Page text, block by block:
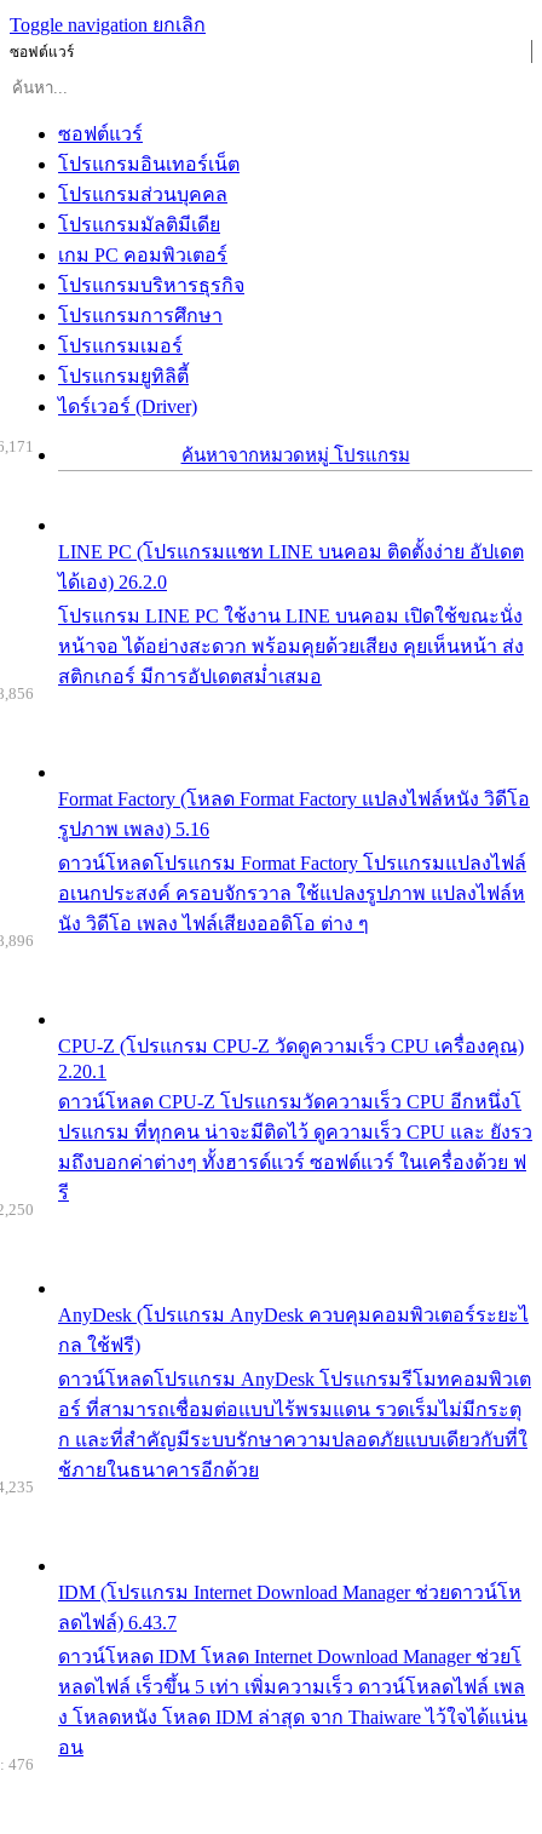
Toggle navigation ยกเลิก
ซอฟต์แวร์
ซอฟต์แวร์
โปรแกรมอินเทอร์เน็ต
โปรแกรมส่วนบุคคล
โปรแกรมมัลติมีเดีย
เกม PC คอมพิวเตอร์
โปรแกรมบริหารธุรกิจ
โปรแกรมการศึกษา
โปรแกรมเมอร์
โปรแกรมยูทิลิตี้
ไดร์เวอร์ (Driver)
ค้นหาจากหมวดหมู่ โปรแกรม
LINE PC (โปรแกรมแชท LINE บนคอม ติดตั้งง่าย อัปเดต
ได้เอง) 26.2.0
โปรแกรม LINE PC ใช้งาน LINE บนคอม เปิดใช้ขณะนั่ง
หน้าจอ ได้อย่างสะดวก พร้อมคุยด้วยเสียง คุยเห็นหน้า ส่ง
สติกเกอร์ มีการอัปเดตสม่ำเสมอ
Format Factory (โหลด Format Factory แปลงไฟล์หนัง วิดีโอ
รูปภาพ เพลง) 5.16
ดาวน์โหลดโปรแกรม Format Factory โปรแกรมแปลงไฟล์
อเนกประสงค์ ครอบจักรวาล ใช้แปลงรูปภาพ แปลงไฟล์ห
นัง วิดีโอ เพลง ไฟล์เสียงออดิโอ ต่าง ๆ
CPU-Z (โปรแกรม CPU-Z วัดดูความเร็ว CPU เครื่องคุณ)
2.20.1
ดาวน์โหลด CPU-Z โปรแกรมวัดความเร็ว CPU อีกหนึ่งโ
ปรแกรม ที่ทุกคน น่าจะมีติดไว้ ดูความเร็ว CPU และ ยังรว
มถึงบอกค่าต่างๆ ทั้งฮารด์แวร์ ซอฟต์แวร์ ในเครื่องด้วย ฟ
รี
AnyDesk (โปรแกรม AnyDesk ควบคุมคอมพิวเตอร์ระยะไ
กล ใช้ฟรี)
ดาวน์โหลดโปรแกรม AnyDesk โปรแกรมรีโมทคอมพิวเต
อร์ ที่สามารถเชื่อมต่อแบบไร้พรมแดน รวดเร็มไม่มีกระตุ
ก และที่สำคัญมีระบบรักษาความปลอดภัยแบบเดียวกับที่ใ
ช้ภายในธนาคารอีกด้วย
IDM (โปรแกรม Internet Download Manager ช่วยดาวน์โห
ลดไฟล์) 6.43.7
ดาวน์โหลด IDM โหลด Internet Download Manager ช่วยโ
หลดไฟล์ เร็วขึ้น 5 เท่า เพิ่มความเร็ว ดาวน์โหลดไฟล์ เพล
ง โหลดหนัง โหลด IDM ล่าสุด จาก Thaiware ไว้ใจได้แน่น
อน
476